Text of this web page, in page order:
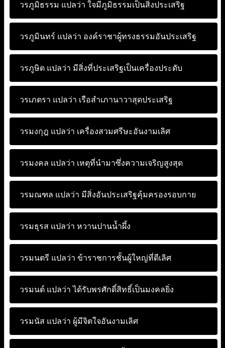
วรภูมิธรรม แปลว่า ใจมีภูมิธรรมเป็นสิ่งประเสริฐ
วรภูมินทร์ แปลว่า องค์ราชาผู้ทรงธรรมอันประเสริฐ
วรภูษิต แปลว่า มีสิ่งที่ประเสริฐเป็นเครื่องประดับ
วรเภตรา แปลว่า เรือสำเภานาวาสุดประเสริฐ
วรมงกุฎ แปลว่า เครื่องสวมศรีษะอันงามเลิศ
วรมงคล แปลว่า เหตุที่นำมาซึ่งความเจริญสูงสุด
วรมณฑล แปลว่า มีสิ่งอันประเสริฐคุ้มครองรอบกาย
วรมธุรส แปลว่า หวานปานน้ำผึ้ง
วรมนตรี แปลว่า ข้าราชการชั้นผู้ใหญ่ที่ดีเลิศ
วรมนต์ แปลว่า ได้รับพรศักดิ์สิทธิ์เป็นมงคลยิ่ง
วรมนัส แปลว่า ผู้มีจิตใจอันงามเลิศ